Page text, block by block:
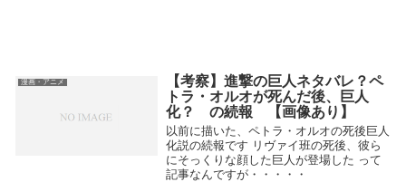
漫画・アニメ
【考察】進撃の巨人ネタバレ？ペ
トラ・オルオが死んだ後、巨人
化？ の続報 【画像あり】
以前に描いた、ペトラ・オルオの死後巨人
化説の続報です リヴァイ班の死後、彼ら
にそっくりな顔した巨人が登場した って
記事なんですが・・・・・